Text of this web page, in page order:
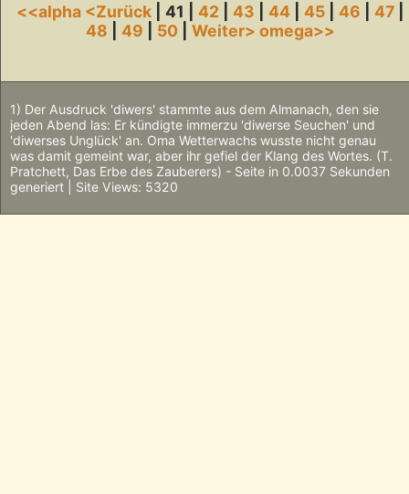
<<alpha <Zurück | 41 |42 |43 |44 |45 |46 |47
48 |49 50 |Weiter>omega>>
1) Der Ausdruck 'diwers' stammte aus dem Almanach, den sie
jeden Abend las: Er kündigte immerzu 'diwerse Seuchen' und
'diwerses Unglück' an. Oma Wetterwachs wusste nicht genau
was damit gemeint war, aber ihr gefiel der Klang des Wortes. (T.
Pratchett, Das Erbe des Zauberers) - Seite in 0.0037 Sekunden
generiert | Site Views: 5320